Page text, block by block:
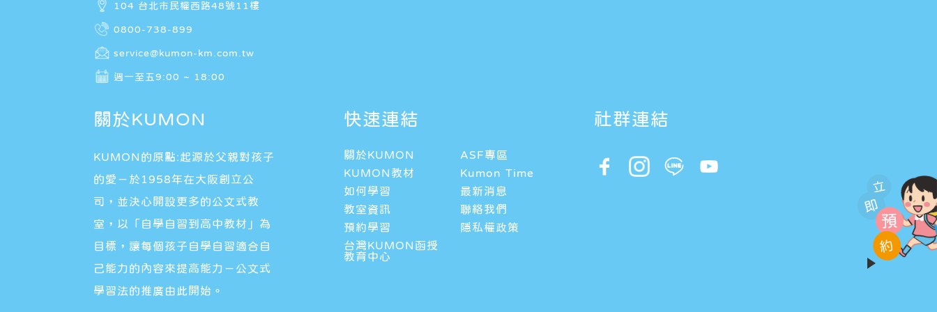
立
即
預
約
104 台北市民權西路48號11樓
0800-738-899
service@kumon-km.com.tw
週一至五9:00 ~ 18:00
關於KUMON
KUMON的原點:起源於父親對孩子
的愛－於1958年在大阪創立公
司，並決心開設更多的公文式教
室，以「自學自習到高中教材」為
目標，讓每個孩子自學自習適合自
己能力的內容來提高能力－公文式
學習法的推廣由此開始。
快速連結
關於KUMON
ASF專區
KUMON教材
Kumon Time
如何學習
最新消息
教室資訊
聯絡我們
預約學習
隱私權政策
台灣KUMON函授
教育中心
社群連結